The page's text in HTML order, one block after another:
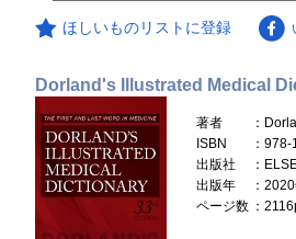
ほしいものリストに登録
Dorland's Illustrated Medical
著者
：
ISBN
：
出版社
：
出版年
：
ページ数 ：